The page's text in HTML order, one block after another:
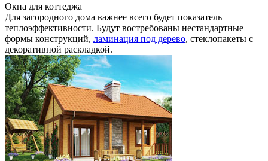
Окна для коттеджа
Для загородного дома важнее всего будет показатель
теплоэффективности. Будут востребованы нестандартные
формы конструкций, ламинация под дерево, стеклопакеты с
декоративной раскладкой.